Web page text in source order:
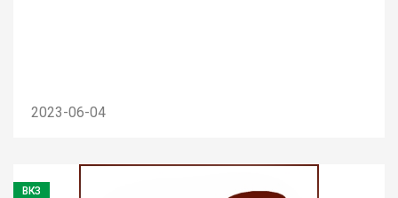
2023-06-04
ВКЗ